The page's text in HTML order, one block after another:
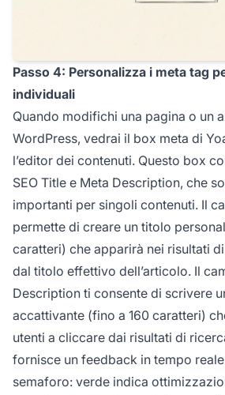
Passo 4: Personalizza i meta tag
individuali
Quando modifichi una pagina o un
WordPress, vedrai il box meta di
l’editor dei contenuti. Questo box
SEO Title e Meta Description, che
importanti per singoli contenuti. Il
permette di creare un titolo
caratteri) che apparirà nei risultati
dal titolo effettivo dell’articolo. Il
Description ti consente di scrivere
accattivante (fino a 160 caratteri)
utenti a cliccare dai risultati di
fornisce un feedback in tempo
semaforo: verde indica